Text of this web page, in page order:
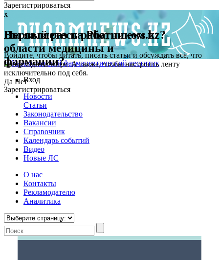
Зарегистрироваться
x
Первый раз на Pharmnews.kz?
Войдите, чтобы читать, писать статьи и обсуждать всё, что
происходит в мире. А также, чтобы настроить ленту
исключительно под себя.
Зарегистрироваться
x
Вы являетесь работником в
области медицины и
фармации?
Да НетВход
Новости
Статьи
Законодательство
Вакансии
Справочник
Календарь событий
Видео
Новые ЛС
О нас
Контакты
Рекламодателю
Аналитика